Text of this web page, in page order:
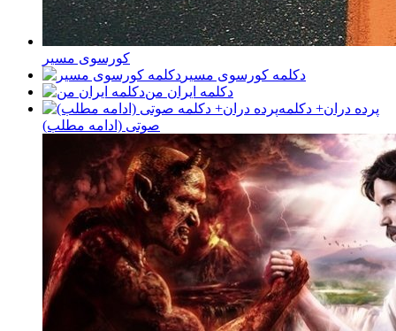
کورسوی مسیر
دکلمه کورسوی مسیر
دکلمه ایران من
پرده دران+ دکلمه
صوتی (ادامه مطلب)